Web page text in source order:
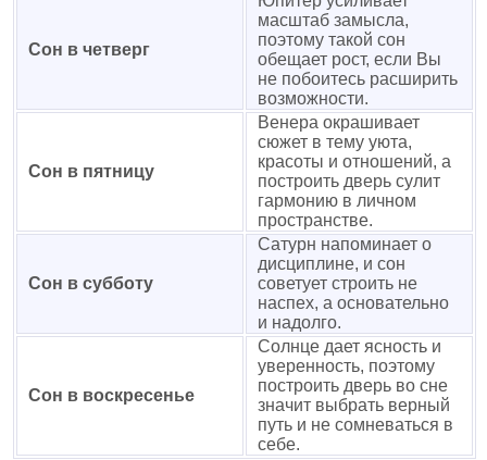
Сон в четверг
масштаб замысла,
поэтому такой сон
обещает рост, если Вы
не побоитесь расширить
возможности.
Сон в пятницу
Венера окрашивает
сюжет в тему уюта,
красоты и отношений, а
построить дверь сулит
гармонию в личном
пространстве.
Сон в субботу
Сатурн напоминает о
дисциплине, и сон
советует строить не
наспех, а основательно
и надолго.
Сон в воскресенье
Солнце дает ясность и
уверенность, поэтому
построить дверь во сне
значит выбрать верный
путь и не сомневаться в
себе.